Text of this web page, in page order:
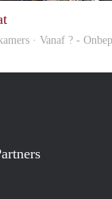
· Vanaf ? -